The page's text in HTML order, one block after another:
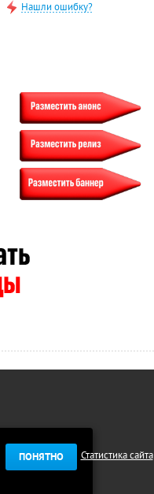
Нашли ошибку?
ПОНЯТНО Статистика сайта